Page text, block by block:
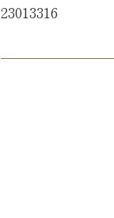
23013316